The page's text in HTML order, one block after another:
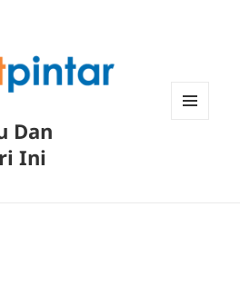
Dan
Ini